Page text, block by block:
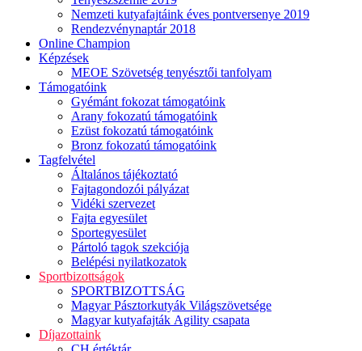
Nemzeti kutyafajtáink éves pontversenye 2019
Rendezvénynaptár 2018
Online Champion
Képzések
MEOE Szövetség tenyésztői tanfolyam
Támogatóink
Gyémánt fokozat támogatóink
Arany fokozatú támogatóink
Ezüst fokozatú támogatóink
Bronz fokozatú támogatóink
Tagfelvétel
Általános tájékoztató
Fajtagondozói pályázat
Vidéki szervezet
Fajta egyesület
Sportegyesület
Pártoló tagok szekciója
Belépési nyilatkozatok
Sportbizottságok
SPORTBIZOTTSÁG
Magyar Pásztorkutyák Világszövetsége
Magyar kutyafajták Agility csapata
Díjazottaink